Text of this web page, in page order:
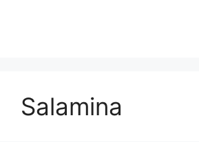
Salamina